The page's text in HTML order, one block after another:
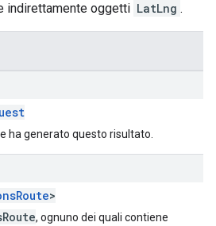
indirettamente oggetti LatLng .
ha generato questo risultato.
>
, ognuno dei quali contiene